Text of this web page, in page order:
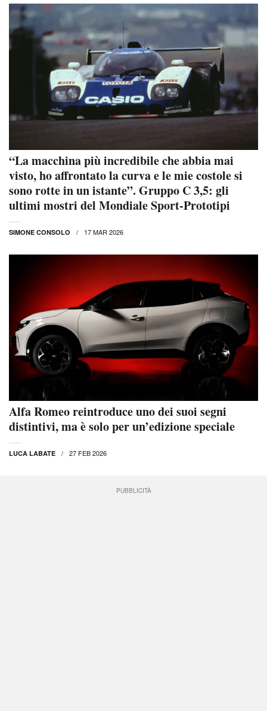
“La macchina più incredibile che abbia mai
visto, ho affrontato la curva e le mie costole si
sono rotte in un istante”. Gruppo C 3,5: gli
ultimi mostri del Mondiale Sport-Prototipi
SIMONE CONSOLO 17 MAR 2026
Alfa Romeo reintroduce uno dei suoi segni
distintivi, ma è solo per un’edizione speciale
LUCA LABATE 27 FEB 2026
PUBBLICITÀ